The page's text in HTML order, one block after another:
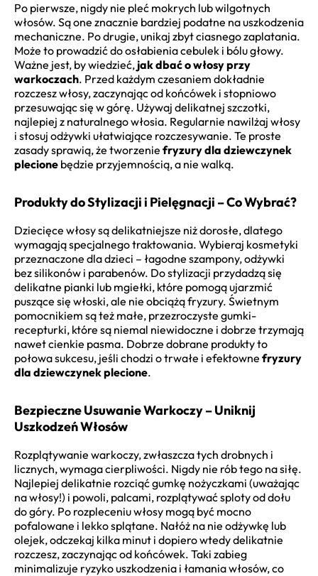
Po pierwsze, nigdy nie pleć mokrych lub wilgotnych
włosów. Są one znacznie bardziej podatne na uszkodzenia
mechaniczne. Po drugie, unikaj zbyt ciasnego zaplatania.
Może to prowadzić do osłabienia cebulek i bólu głowy.
Ważne jest, by wiedzieć, jak dbać o włosy przy
warkoczach. Przed każdym czesaniem dokładnie
rozczesz włosy, zaczynając od końcówek i stopniowo
przesuwając się w górę. Używaj delikatnej szczotki,
najlepiej z naturalnego włosia. Regularnie nawilżaj włosy
i stosuj odżywki ułatwiające rozczesywanie. Te proste
zasady sprawią, że tworzenie fryzury dla dziewczynek
plecione będzie przyjemnością, a nie walką.
Produkty do Stylizacji i Pielęgnacji – Co Wybrać?
Dziecięce włosy są delikatniejsze niż dorosłe, dlatego
wymagają specjalnego traktowania. Wybieraj kosmetyki
przeznaczone dla dzieci – łagodne szampony, odżywki
bez silikonów i parabenów. Do stylizacji przydadzą się
delikatne pianki lub mgiełki, które pomogą ujarzmić
puszące się włoski, ale nie obciążą fryzury. Świetnym
pomocnikiem są też małe, przezroczyste gumki-
recepturki, które są niemal niewidoczne i dobrze trzymają
nawet cienkie pasma. Dobrze dobrane produkty to
połowa sukcesu, jeśli chodzi o trwałe i efektowne fryzury
dla dziewczynek plecione.
Bezpieczne Usuwanie Warkoczy – Uniknij
Uszkodzeń Włosów
Rozplątywanie warkoczy, zwłaszcza tych drobnych i
licznych, wymaga cierpliwości. Nigdy nie rób tego na siłę.
Najlepiej delikatnie rozciąć gumkę nożyczkami (uważając
na włosy!) i powoli, palcami, rozplątywać sploty od dołu
do góry. Po rozpleceniu włosy mogą być mocno
pofalowane i lekko splątane. Nałóż na nie odżywkę lub
olejek, odczekaj kilka minut i dopiero wtedy delikatnie
rozczesz, zaczynając od końcówek. Taki zabieg
minimalizuje ryzyko uszkodzenia i łamania włosów, co